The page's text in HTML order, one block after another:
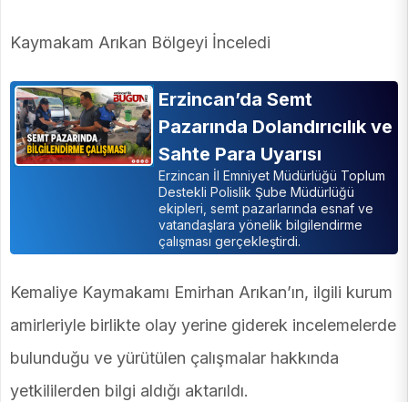
Kaymakam Arıkan Bölgeyi İnceledi
Erzincan’da Semt
Pazarında Dolandırıcılık ve
Sahte Para Uyarısı
Erzincan İl Emniyet Müdürlüğü Toplum
Destekli Polislik Şube Müdürlüğü
ekipleri, semt pazarlarında esnaf ve
vatandaşlara yönelik bilgilendirme
çalışması gerçekleştirdi.
Kemaliye Kaymakamı Emirhan Arıkan’ın, ilgili kurum
amirleriyle birlikte olay yerine giderek incelemelerde
bulunduğu ve yürütülen çalışmalar hakkında
yetkililerden bilgi aldığı aktarıldı.